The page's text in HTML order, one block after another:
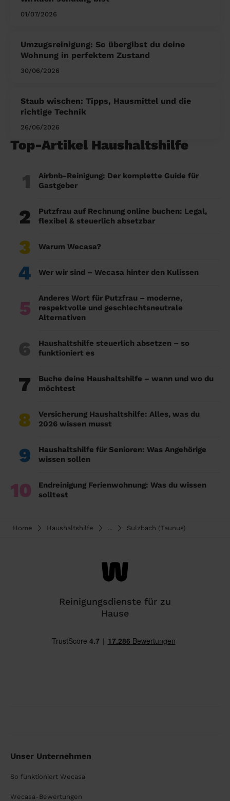
01/07/2026
Umzugsreinigung: So übergibst du deine
Wohnung in perfektem Zustand
30/06/2026
Staub wischen: Tipps, Hausmittel und die
richtige Technik
26/06/2026
Top-Artikel Haushaltshilfe
1
Airbnb-Reinigung: Der komplette Guide für
Gastgeber
2
Putzfrau auf Rechnung online buchen: Legal,
flexibel & steuerlich absetzbar
3 Warum Wecasa?
4 Wer wir sind – Wecasa hinter den Kulissen
5
Anderes Wort für Putzfrau – moderne,
respektvolle und geschlechtsneutrale
Alternativen
6
Haushaltshilfe steuerlich absetzen – so
funktioniert es
7
Buche deine Haushaltshilfe – wann und wo du
möchtest
8
Versicherung Haushaltshilfe: Alles, was du
2026 wissen musst
9
Haushaltshilfe für Senioren: Was Angehörige
wissen sollen
10
Endreinigung Ferienwohnung: Was du wissen
solltest
Home Haushaltshilfe ... Sulzbach (Taunus)
Reinigungsdienste für zu
Hause
Unser Unternehmen
So funktioniert Wecasa
Wecasa-Bewertungen